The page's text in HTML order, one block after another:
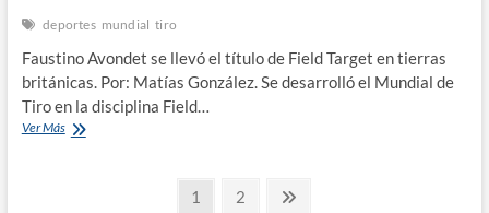
deportes mundial tiro
Faustino Avondet se llevó el título de Field Target en tierras
británicas. Por: Matías González. Se desarrolló el Mundial de
Tiro en la disciplina Field…
Ver MásCampeón
Page
1 Page
2